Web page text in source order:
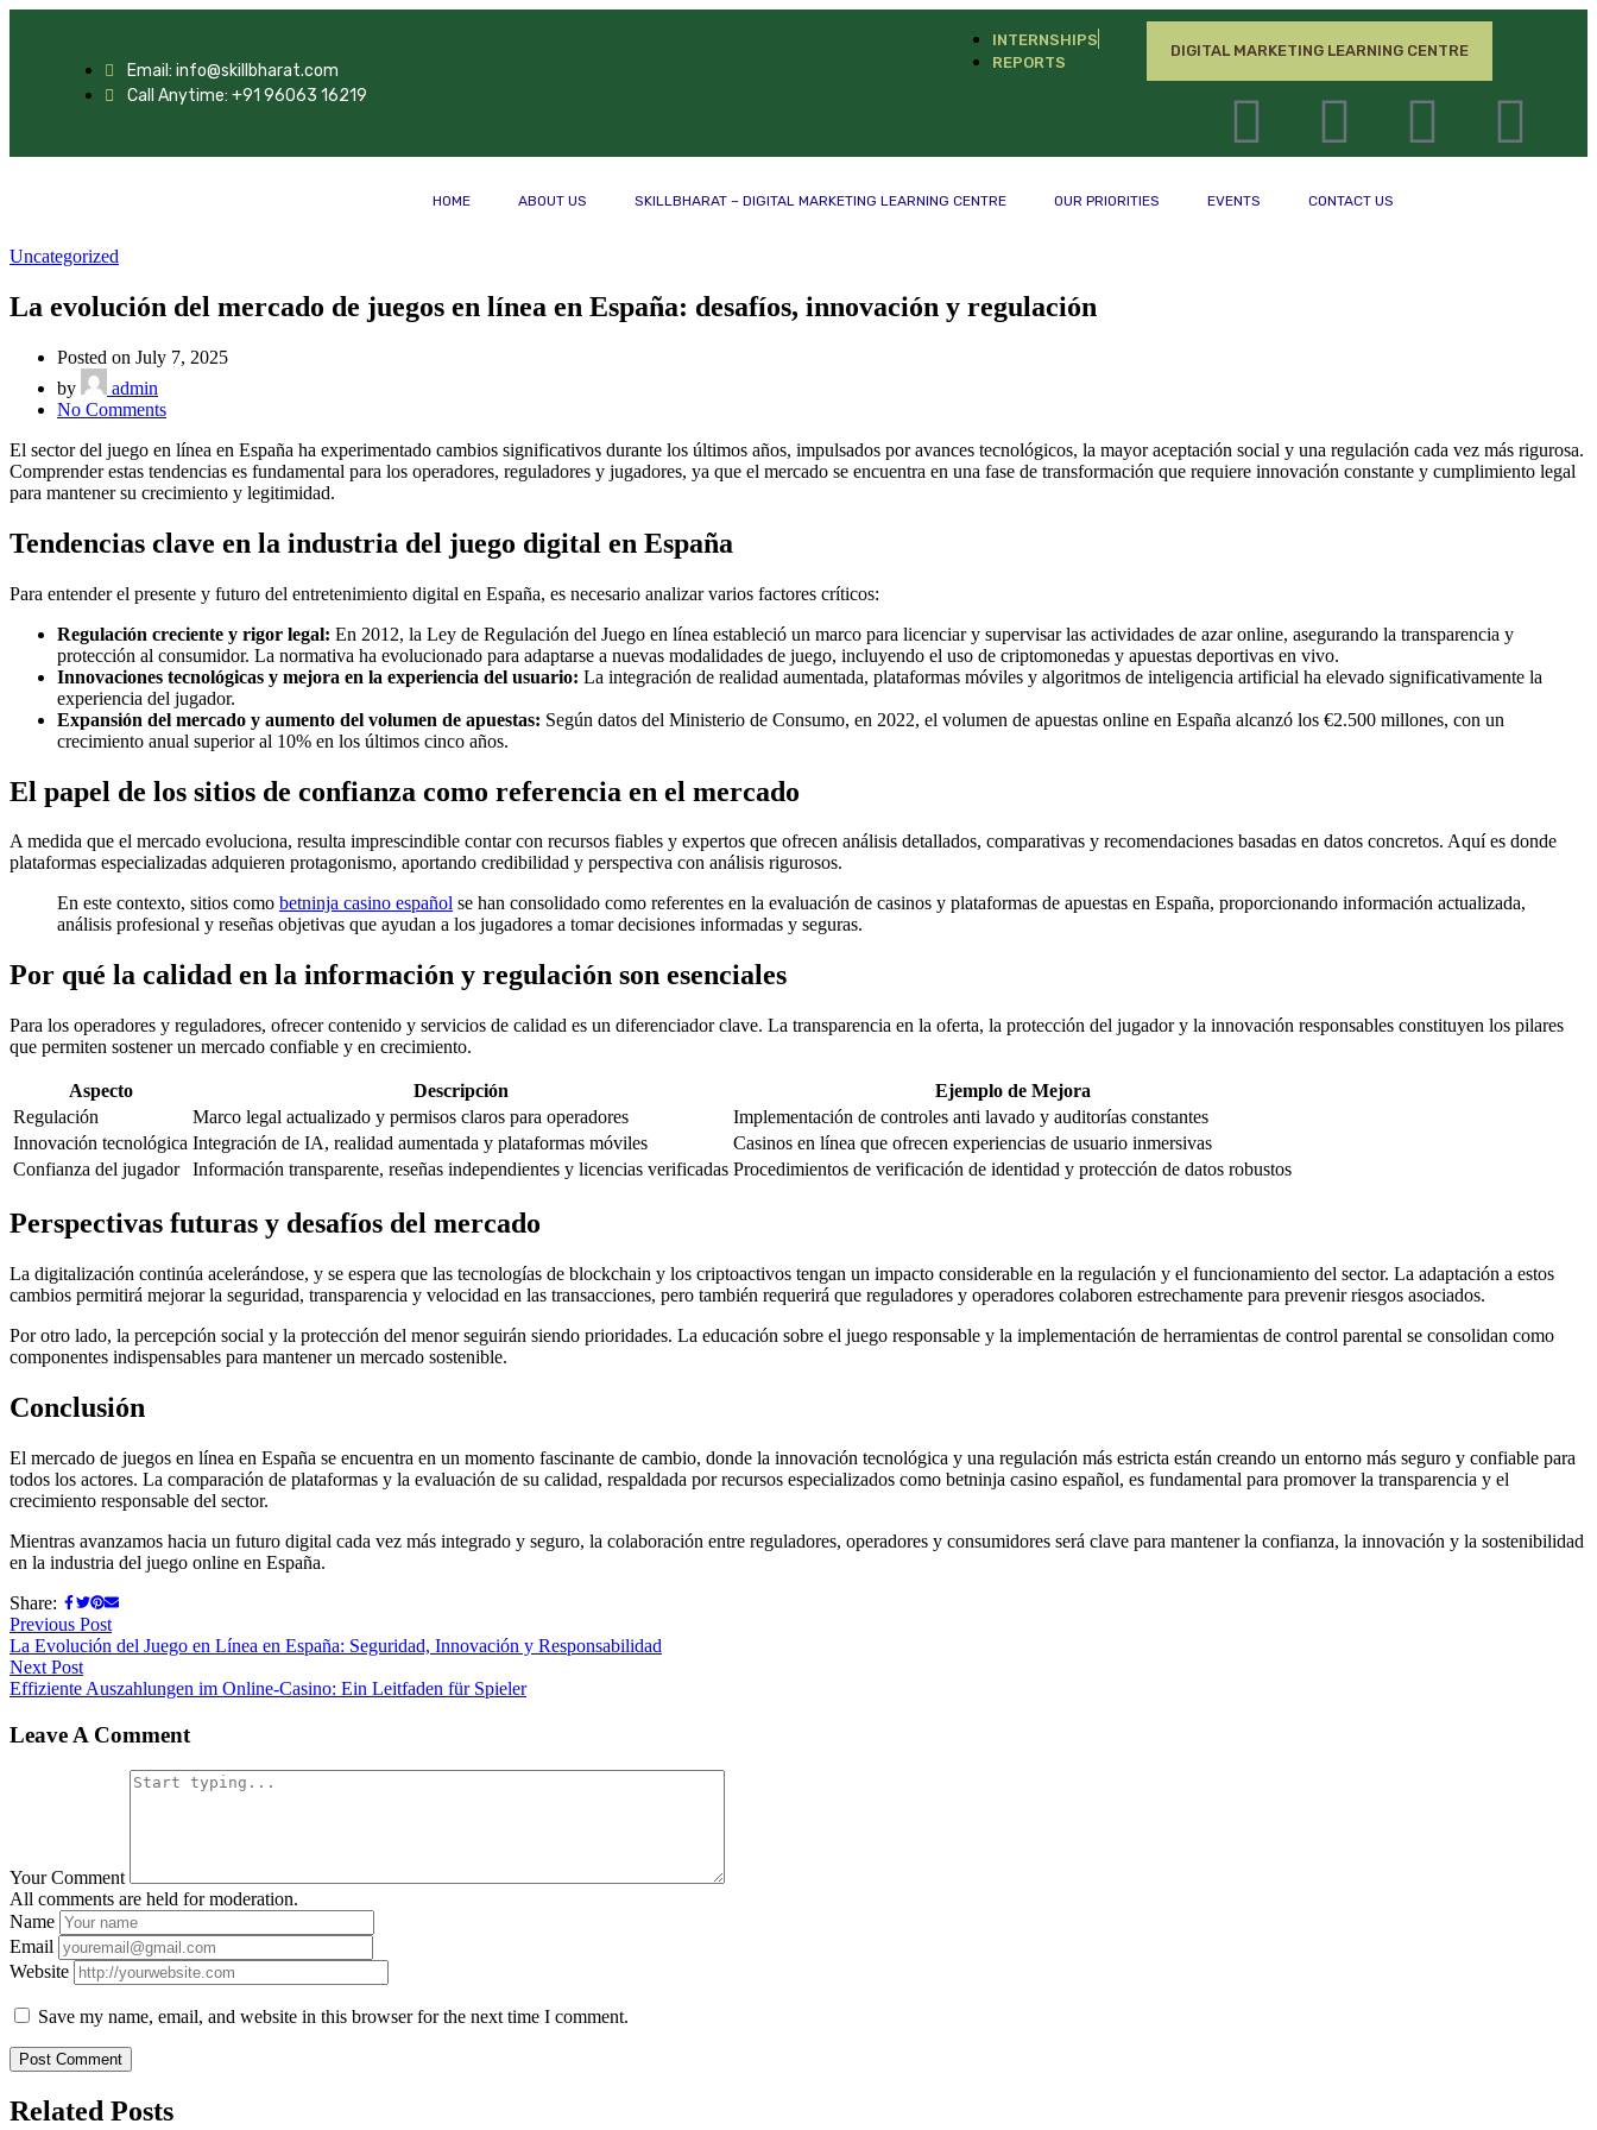
Email: info@skillbharat.com
Call Anytime: +91 96063 16219
INTERNSHIPS
REPORTS
DIGITAL MARKETING LEARNING CENTRE
HOME ABOUT US SKILLBHARAT – DIGITAL MARKETING LEARNING CENTRE OUR PRIORITIES EVENTS CONTACT US
Uncategorized
La evolución del mercado de juegos en línea en España: desafíos, innovación y regulación
Posted on July 7, 2025
by
admin
No Comments
El sector del juego en línea en España ha experimentado cambios significativos durante los últimos años, impulsados por avances tecnológicos, la mayor aceptación social y una regulación cada vez más rigurosa.
Comprender estas tendencias es fundamental para los operadores, reguladores y jugadores, ya que el mercado se encuentra en una fase de transformación que requiere innovación constante y cumplimiento legal
para mantener su crecimiento y legitimidad.
Tendencias clave en la industria del juego digital en España
Para entender el presente y futuro del entretenimiento digital en España, es necesario analizar varios factores críticos:
Regulación creciente y rigor legal: En 2012, la Ley de Regulación del Juego en línea estableció un marco para licenciar y supervisar las actividades de azar online, asegurando la transparencia y
protección al consumidor. La normativa ha evolucionado para adaptarse a nuevas modalidades de juego, incluyendo el uso de criptomonedas y apuestas deportivas en vivo.
Innovaciones tecnológicas y mejora en la experiencia del usuario: La integración de realidad aumentada, plataformas móviles y algoritmos de inteligencia artificial ha elevado significativamente la
experiencia del jugador.
Expansión del mercado y aumento del volumen de apuestas: Según datos del Ministerio de Consumo, en 2022, el volumen de apuestas online en España alcanzó los €2.500 millones, con un
crecimiento anual superior al 10% en los últimos cinco años.
El papel de los sitios de confianza como referencia en el mercado
A medida que el mercado evoluciona, resulta imprescindible contar con recursos fiables y expertos que ofrecen análisis detallados, comparativas y recomendaciones basadas en datos concretos. Aquí es donde
plataformas especializadas adquieren protagonismo, aportando credibilidad y perspectiva con análisis rigurosos.
En este contexto, sitios como betninja casino español se han consolidado como referentes en la evaluación de casinos y plataformas de apuestas en España, proporcionando información actualizada,
análisis profesional y reseñas objetivas que ayudan a los jugadores a tomar decisiones informadas y seguras.
Por qué la calidad en la información y regulación son esenciales
Para los operadores y reguladores, ofrecer contenido y servicios de calidad es un diferenciador clave. La transparencia en la oferta, la protección del jugador y la innovación responsables constituyen los pilares
que permiten sostener un mercado confiable y en crecimiento.
Aspecto Descripción
Ejemplo de Mejora
Regulación
Marco legal actualizado y permisos claros para operadores
Implementación de controles anti lavado y auditorías constantes
Innovación tecnológica Integración de IA, realidad aumentada y plataformas móviles
Casinos en línea que ofrecen experiencias de usuario inmersivas
Confianza del jugador
Información transparente, reseñas independientes y licencias verificadas Procedimientos de verificación de identidad y protección de datos robustos
Perspectivas futuras y desafíos del mercado
La digitalización continúa acelerándose, y se espera que las tecnologías de blockchain y los criptoactivos tengan un impacto considerable en la regulación y el funcionamiento del sector. La adaptación a estos
cambios permitirá mejorar la seguridad, transparencia y velocidad en las transacciones, pero también requerirá que reguladores y operadores colaboren estrechamente para prevenir riesgos asociados.
Por otro lado, la percepción social y la protección del menor seguirán siendo prioridades. La educación sobre el juego responsable y la implementación de herramientas de control parental se consolidan como
componentes indispensables para mantener un mercado sostenible.
Conclusión
El mercado de juegos en línea en España se encuentra en un momento fascinante de cambio, donde la innovación tecnológica y una regulación más estricta están creando un entorno más seguro y confiable para
todos los actores. La comparación de plataformas y la evaluación de su calidad, respaldada por recursos especializados como betninja casino español, es fundamental para promover la transparencia y el
crecimiento responsable del sector.
Mientras avanzamos hacia un futuro digital cada vez más integrado y seguro, la colaboración entre reguladores, operadores y consumidores será clave para mantener la confianza, la innovación y la sostenibilidad
en la industria del juego online en España.
Share:
Previous Post
La Evolución del Juego en Línea en España: Seguridad, Innovación y Responsabilidad
Next Post
Effiziente Auszahlungen im Online-Casino: Ein Leitfaden für Spieler
Leave A Comment
Your Comment
All comments are held for moderation.
Name
Email
Website
Save my name, email, and website in this browser for the next time I comment.
Related Posts